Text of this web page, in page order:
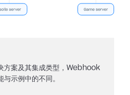
方案及其集成类型，Webhook
示例中的不同。